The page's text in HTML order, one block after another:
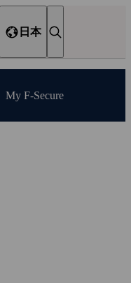
日本
My F‑Secure